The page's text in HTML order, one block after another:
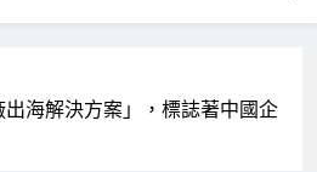
海解決方案」，標誌著中國企